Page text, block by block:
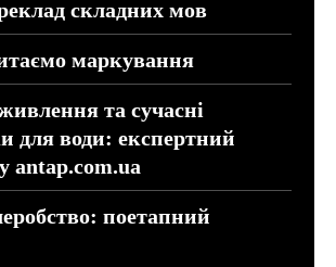
складних мов
маркування
та сучасні
для води: експертний
antap.com.ua
поетапний